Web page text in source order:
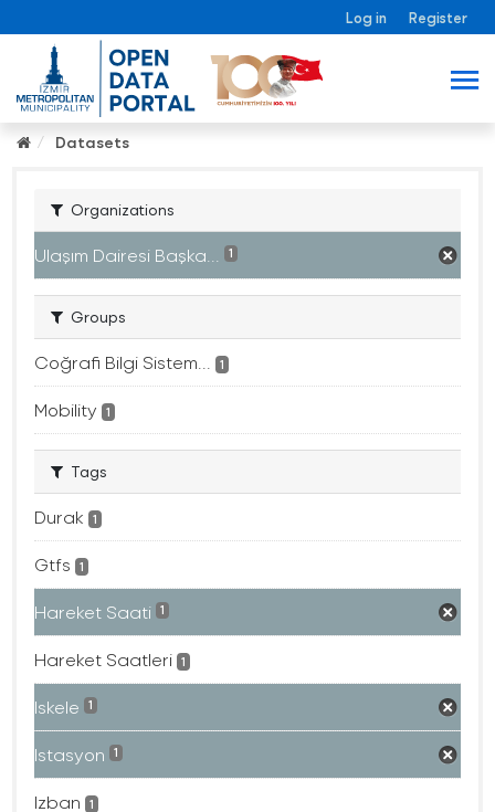
Log in Register
Datasets
Organizations
Ulaşım Dairesi Başka... 1
Groups
Coğrafi Bilgi Sistem... 1
Mobility 1
Tags
Durak 1
Gtfs 1
Hareket Saati 1
Hareket Saatleri 1
Iskele 1
Istasyon 1
Izban 1